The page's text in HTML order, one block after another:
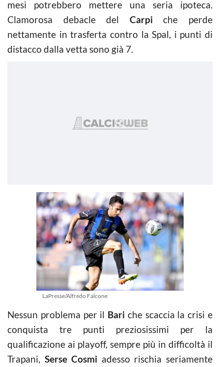
mesi potrebbero mettere una seria ipoteca.
Clamorosa debacle del Carpi che perde
nettamente in trasferta contro la Spal, i punti di
distacco dalla vetta sono già 7.
LaPresse/Alfredo Falcone
Nessun problema per il Bari che scaccia la crisi e
conquista tre punti preziosissimi per la
qualificazione ai playoff, sempre più in difficoltà il
Trapani, Serse Cosmi adesso rischia seriamente